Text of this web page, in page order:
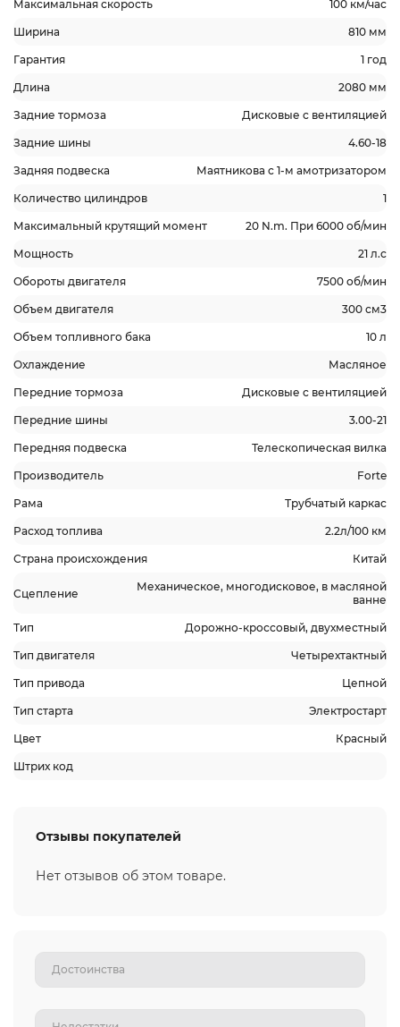
Максимальная скорость 100 км/час
Ширина 810 мм
Гарантия 1 год
Длина 2080 мм
Задние тормоза Дисковые с вентиляцией
Задние шины 4.60-18
Задняя подвеска Маятникова с 1-м амотризатором
Количество цилиндров 1
Максимальный крутящий момент 20 N.m. При 6000 об/мин
Мощность 21 л.с
Обороты двигателя 7500 об/мин
Объем двигателя 300 см3
Объем топливного бака 10 л
Охлаждение Масляное
Передние тормоза Дисковые с вентиляцией
Передние шины 3.00-21
Передняя подвеска Телескопическая вилка
Производитель Forte
Рама Трубчатый каркас
Расход топлива 2.2л/100 км
Страна происхождения Китай
Сцепление
Механическое, многодисковое, в масляной
ванне
Тип Дорожно-кроссовый, двухместный
Тип двигателя Четырехтактный
Тип привода Цепной
Тип старта Электростарт
Цвет Красный
Штрих код
Отзывы покупателей
Нет отзывов об этом товаре.